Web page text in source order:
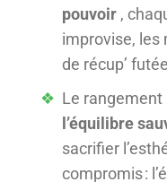
pouvoir ,
improvise, les
de récup’
Le rangement
l’équilibre
sacrifier
compromis :